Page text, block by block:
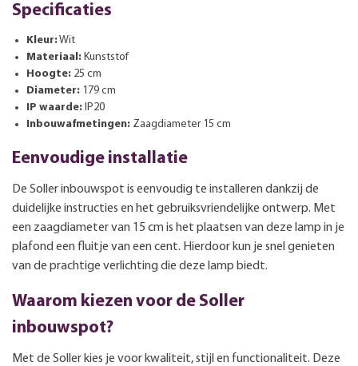
Specificaties
Kleur:Wit
Materiaal: Kunststof
Hoogte: 25 cm
Diameter: 179 cm
IP waarde: IP20
Inbouwafmetingen: Zaagdiameter 15 cm
Eenvoudige installatie
De Soller inbouwspot is eenvoudig te installeren dankzij de
duidelijke instructies en het gebruiksvriendelijke ontwerp. Met
een zaagdiameter van 15 cm is het plaatsen van deze lamp in je
plafond een fluitje van een cent. Hierdoor kun je snel genieten
van de prachtige verlichting die deze lamp biedt.
Waarom kiezen voor de Soller
inbouwspot?
Met de Soller kies je voor kwaliteit, stijl en functionaliteit. Deze